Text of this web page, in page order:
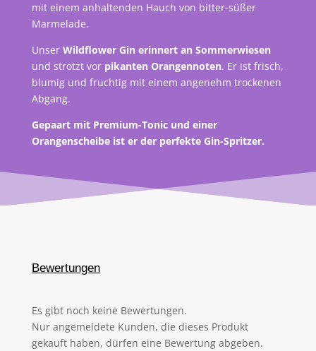
mit einem anhaltenden Hauch von bitter-süßer
Marmelade.
Unser Wildflower Gin erinnert an Sommerwiesen
und strotzt vor pikanten Orangennoten. Er ist frisch,
blumig und fruchtig mit einem angenehm trockenen
Abgang.
Gepaart mit Premium-Tonic und einer
Orangenscheibe ist er der perfekte Gin-Spritzer.
Bewertungen
Es gibt noch keine Bewertungen.
Nur angemeldete Kunden, die dieses Produkt
gekauft haben, dürfen eine Bewertung abgeben.